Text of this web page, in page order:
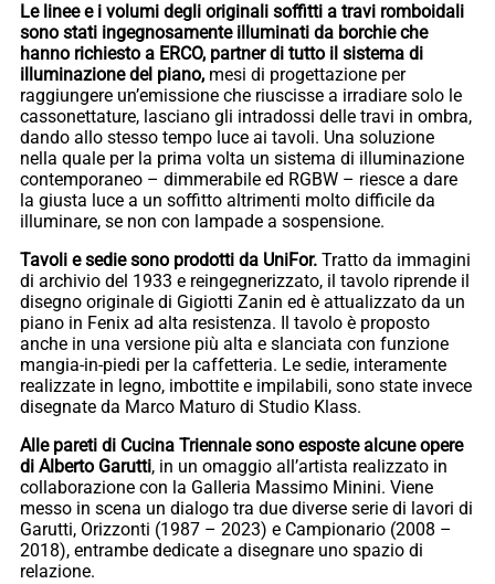
Le linee e i volumi degli originali soffitti a travi romboidali
sono stati ingegnosamente illuminati da borchie che
hanno richiesto a ERCO, partner di tutto il sistema di
illuminazione del piano, mesi di progettazione per
raggiungere un’emissione che riuscisse a irradiare solo le
cassonettature, lasciano gli intradossi delle travi in ombra,
dando allo stesso tempo luce ai tavoli. Una soluzione
nella quale per la prima volta un sistema di illuminazione
contemporaneo – dimmerabile ed RGBW – riesce a dare
la giusta luce a un soffitto altrimenti molto difficile da
illuminare, se non con lampade a sospensione.
Tavoli e sedie sono prodotti da UniFor. Tratto da immagini
di archivio del 1933 e reingegnerizzato, il tavolo riprende il
disegno originale di Gigiotti Zanin ed è attualizzato da un
piano in Fenix ad alta resistenza. Il tavolo è proposto
anche in una versione più alta e slanciata con funzione
mangia-in-piedi per la caffetteria. Le sedie, interamente
realizzate in legno, imbottite e impilabili, sono state invece
disegnate da Marco Maturo di Studio Klass.
Alle pareti di Cucina Triennale sono esposte alcune opere
di Alberto Garutti, in un omaggio all’artista realizzato in
collaborazione con la Galleria Massimo Minini. Viene
messo in scena un dialogo tra due diverse serie di lavori di
Garutti, Orizzonti (1987 – 2023) e Campionario (2008 –
2018), entrambe dedicate a disegnare uno spazio di
relazione.